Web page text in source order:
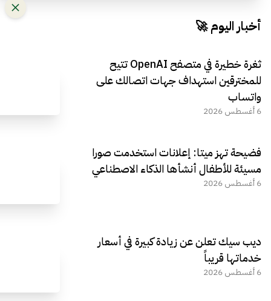
أخبار اليوم 🚀
ثغرة خطيرة في متصفح OpenAI تتيح
للمخترقين استهداف جهات اتصالك على
واتساب
6 أغسطس 2026
فضيحة تهز ميتا: إعلانات استخدمت صورا
مسيئة للأطفال أنشأها الذكاء الاصطناعي
6 أغسطس 2026
ديب سيك تعلن عن زيادة كبيرة في أسعار
خدماتها قريباً
6 أغسطس 2026